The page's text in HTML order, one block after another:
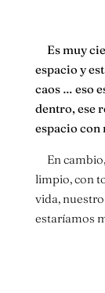
Es muy
espacio y
caos … eso
dentro, ese
espacio con
En
limpio, con
vida,
estaríamos